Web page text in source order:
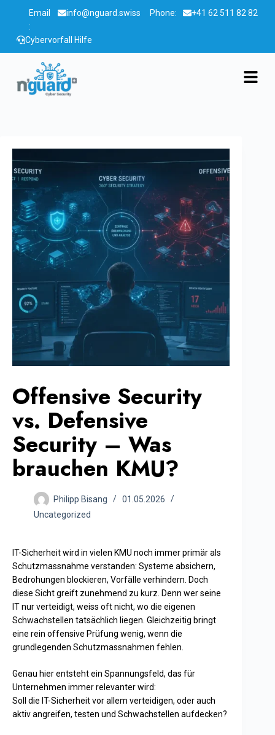
Email
:
info@nguard.swiss Phone: +41 62 511 82 82
Cybervorfall Hilfe
Offensive Security
vs. Defensive
Security – Was
brauchen KMU?
Philipp Bisang
01.05.2026
Uncategorized
IT-Sicherheit wird in vielen KMU noch immer primär als
Schutzmassnahme verstanden: Systeme absichern,
Bedrohungen blockieren, Vorfälle verhindern. Doch
diese Sicht greift zunehmend zu kurz. Denn wer seine
IT nur verteidigt, weiss oft nicht, wo die eigenen
Schwachstellen tatsächlich liegen. Gleichzeitig bringt
eine rein offensive Prüfung wenig, wenn die
grundlegenden Schutzmassnahmen fehlen.
Genau hier entsteht ein Spannungsfeld, das für
Unternehmen immer relevanter wird:
Soll die IT-Sicherheit vor allem verteidigen, oder auch
aktiv angreifen, testen und Schwachstellen aufdecken?